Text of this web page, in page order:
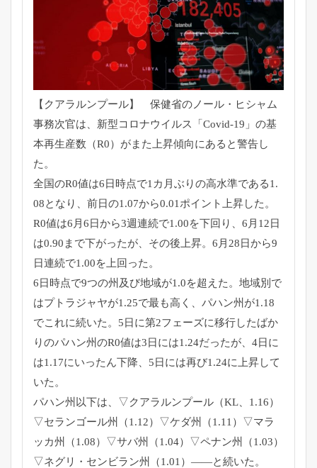
【クアラルンプール】 保健省のノール・ヒシャム
事務次官は、新型コロナウイルス「 Covid-19」の基
本再生産数（R0） がまた上昇傾向にあると警告し
た。
全国のR0値は6日時点で1カ月ぶりの高水準である1.
08となり、前日の1.07から0.01ポイント上昇した。
R0値は6月6日から3週連続で1.00を下回り、 6月12日
は0.90まで下がったが、その後上昇。 6月28日から9
日連続で1.00を上回った。
6日時点で9つの州及び地域が1.0を超えた。 地域別で
はプトラジャヤが1.25で最も高く、パハン州が1.18
でこれに続いた。 5日に第2フェーズに移行したばか
りのパハン州のR0値は3日には1.24だったが、4日に
は1.17にいったん下降、 5日には再び1.24に上昇して
いた。
パハン州以下は、▽クアラルンプール（KL、1.16）
▽セランゴール州（1.12）▽ケダ州（1.11）▽マラ
ッカ州（1.08）▽サバ州（1.04）▽ペナン州（1.03）
▽ネグリ・センビラン州（1.01）——と続いた。